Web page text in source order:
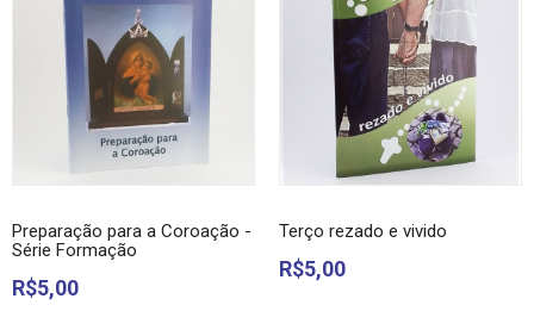
Preparação para a Coroação -
Série Formação
R$5,00
Terço rezado e vivido
R$5,00